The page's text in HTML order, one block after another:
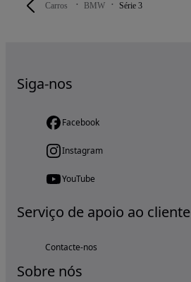
Carros BMW Série 3
Siga-nos
Facebook
Instagram
YouTube
Serviço de apoio ao cliente
Contacte-nos
Sobre nós